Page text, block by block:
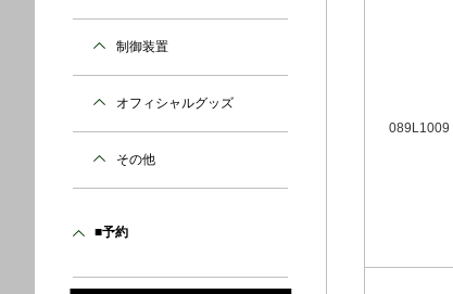
089L1009
制御装置
オフィシャルグッズ
その他
■予約